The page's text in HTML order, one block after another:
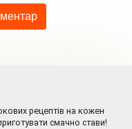
рецептів на кожен
смачно стави!